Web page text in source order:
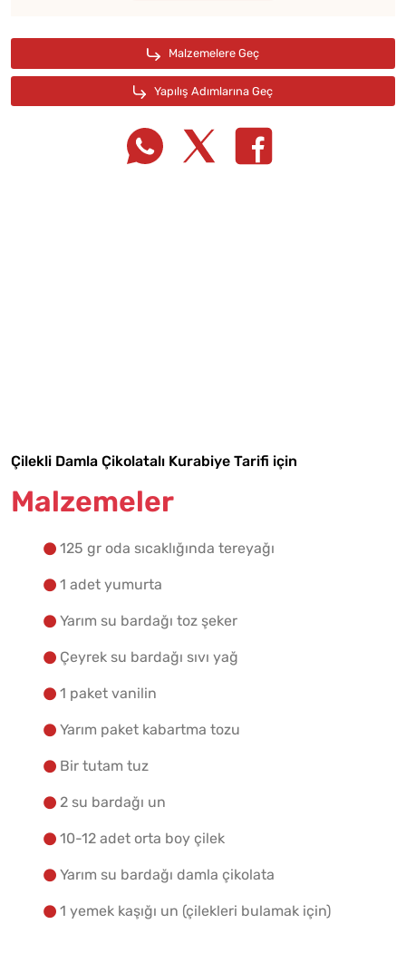
Tarif Defterime Kaydet
Malzemelere Geç
Çilekli Damla Çikolatalı Kurabiye Tarifi için
Malzemeler
125 gr oda sıcaklığında tereyağı
1 adet yumurta
Yarım su bardağı toz şeker
Çeyrek su bardağı sıvı yağ
1 paket vanilin
Yarım paket kabartma tozu
Bir tutam tuz
2 su bardağı un
10-12 adet orta boy çilek
Yarım su bardağı damla çikolata
1 yemek kaşığı un (çilekleri bulamak için)